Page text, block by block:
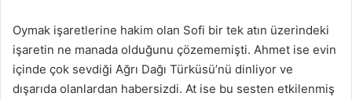
Oymak işaretlerine hakim olan Sofi bir tek atın üzerindeki
işaretin ne manada olduğunu çözememişti. Ahmet ise evin
içinde çok sevdiği Ağrı Dağı Türküsü’nü dinliyor ve
dışarıda olanlardan habersizdi. At ise bu sesten etkilenmiş